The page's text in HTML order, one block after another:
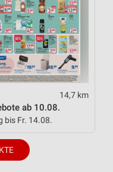
14,7 km
ab 10.08.
bis Fr. 14.08.